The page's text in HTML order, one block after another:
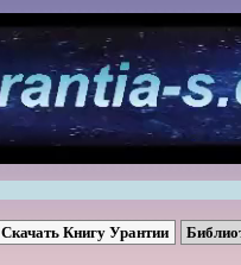
Скачать Книгу Урантии